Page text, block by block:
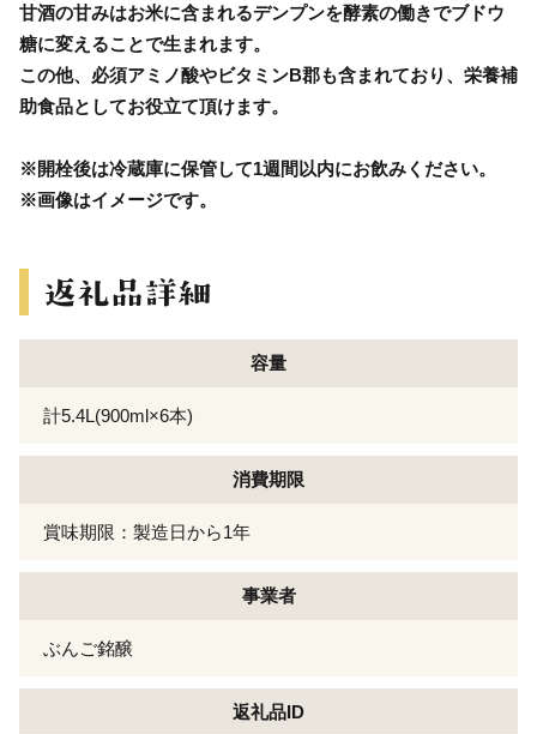
甘酒の甘みはお米に含まれるデンプンを酵素の働きでブドウ
糖に変えることで生まれます。
この他、必須アミノ酸やビタミンB郡も含まれており、栄養補
助食品としてお役立て頂けます。
※開栓後は冷蔵庫に保管して1週間以内にお飲みください。
※画像はイメージです。
容量
計5.4L(900ml×6本)
消費期限
賞味期限：製造日から1年
事業者
ぶんご銘醸
返礼品ID